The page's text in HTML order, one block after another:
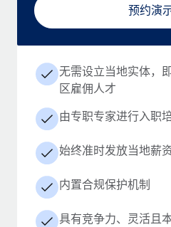
预约演
无需设立当地实体，
区雇佣人才
由专职专家进行入职
始终准时发放当地薪
内置合规保护机制
具有竞争力、灵活且